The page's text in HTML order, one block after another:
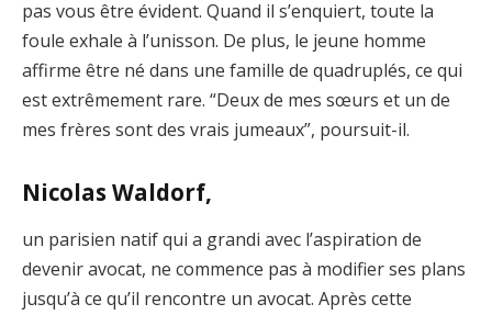
pas vous être évident. Quand il s’enquiert, toute la
foule exhale à l’unisson. De plus, le jeune homme
affirme être né dans une famille de quadruplés, ce qui
est extrêmement rare. “Deux de mes sœurs et un de
mes frères sont des vrais jumeaux”, poursuit-il.
Nicolas Waldorf,
un parisien natif qui a grandi avec l’aspiration de
devenir avocat, ne commence pas à modifier ses plans
jusqu’à ce qu’il rencontre un avocat. Après cette